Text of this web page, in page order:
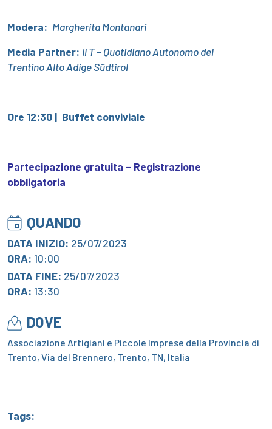
Modera: Margherita Montanari
Media Partner: Il T – Quotidiano Autonomo del
Trentino Alto Adige Südtirol
Ore 12:30 | Buffet conviviale
Partecipazione gratuita – Registrazione
obbligatoria
QUANDO
DATA INIZIO: 25/07/2023
ORA: 10:00
DATA FINE: 25/07/2023
ORA: 13:30
DOVE
Associazione Artigiani e Piccole Imprese della Provincia di
Trento, Via del Brennero, Trento, TN, Italia
Tags: